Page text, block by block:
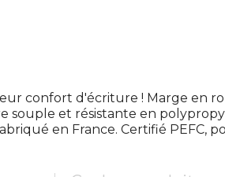
confort d'écriture ! Marge en
souple et résistante en
en France. Certifié PEFC,